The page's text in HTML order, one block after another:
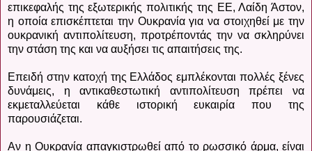
επικεφαλής της εξωτερικής πολιτικής της ΕΕ, Λαίδη Άστον,
η οποία επισκέπτεται την Ουκρανία για να στοιχηθεί με την
ουκρανική αντιπολίτευση, προτρέποντάς την να σκληρύνει
την στάση της και να αυξήσει τις απαιτήσεις της.
Επειδή στην κατοχή της Ελλάδος εμπλέκονται πολλές ξένες
δυνάμεις, η αντικαθεστωτική αντιπολίτευση πρέπει να
εκμεταλλεύεται κάθε ιστορική ευκαιρία που της
παρουσιάζεται.
Αν η Ουκρανία απαγκιστρωθεί από το ρωσσικό άρμα, είναι